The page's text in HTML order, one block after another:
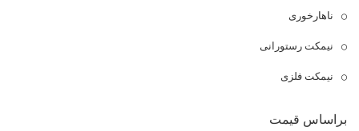
ناهارخوری
نیمکت رستورانی
نیمکت فلزی
براساس قیمت